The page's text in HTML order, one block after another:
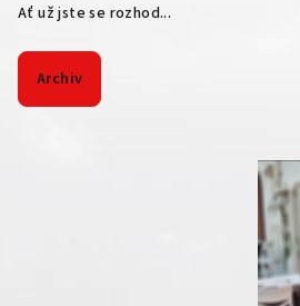
Ať už jste se rozhod...
Archiv